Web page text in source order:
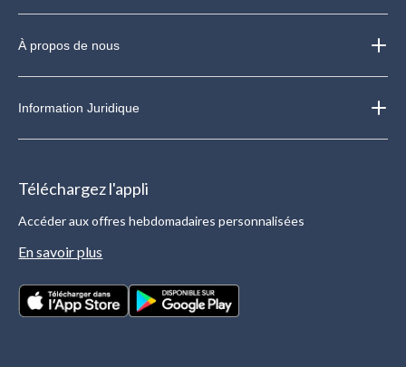
À propos de nous
Information Juridique
Téléchargez l'appli
Accéder aux offres hebdomadaires personnalisées
En savoir plus